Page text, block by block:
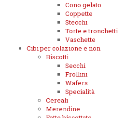
Cono gelato
Coppette
Stecchi
Torte e tronchetti
Vaschette
Cibi per colazione e non
Biscotti
Secchi
Frollini
Wafers
Specialità
Cereali
Merendine